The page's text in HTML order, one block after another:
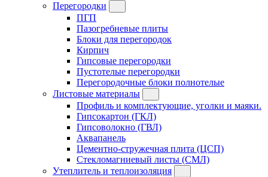
Перегородки
ПГП
Пазогребневые плиты
Блоки для перегородок
Кирпич
Гипсовые перегородки
Пустотелые перегородки
Перегородочные блоки полнотелые
Листовые материалы
Профиль и комплектующие, уголки и маяки.
Гипсокартон (ГКЛ)
Гипсоволокно (ГВЛ)
Аквапанель
Цементно-стружечная плита (ЦСП)
Стекломагниевый листы (СМЛ)
Утеплитель и теплоизоляция